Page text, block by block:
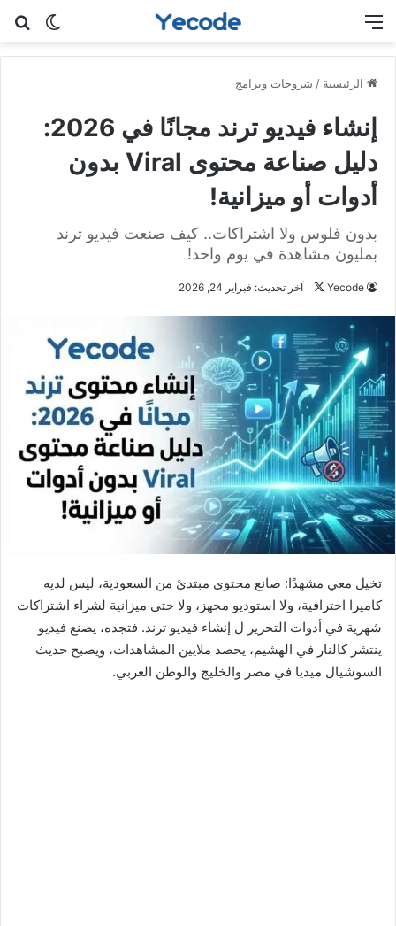
الوضع القائمة
الرئيسية / شروحات وبرامج
إنشاء فيديو ترند مجانًا في 2026:
دليل صناعة محتوى Viral بدون
أدوات أو ميزانية!
بدون فلوس ولا اشتراكات.. كيف صنعت فيديو ترند
بمليون مشاهدة في يوم واحد!
Yecode
ع
ع
ل
ى
X
آخر تحديث: فبراير 24, 2026
تخيل معي مشهدًا: صانع محتوى مبتدئ من السعودية، ليس لديه
كاميرا احترافية، ولا استوديو مجهز، ولا حتى ميزانية لشراء اشتراكات
شهرية في أدوات التحرير ل إنشاء فيديو ترند. فتجده، يصنع فيديو
ينتشر كالنار في الهشيم، يحصد ملايين المشاهدات، ويصبح حديث
السوشيال ميديا في مصر والخليج والوطن العربي.